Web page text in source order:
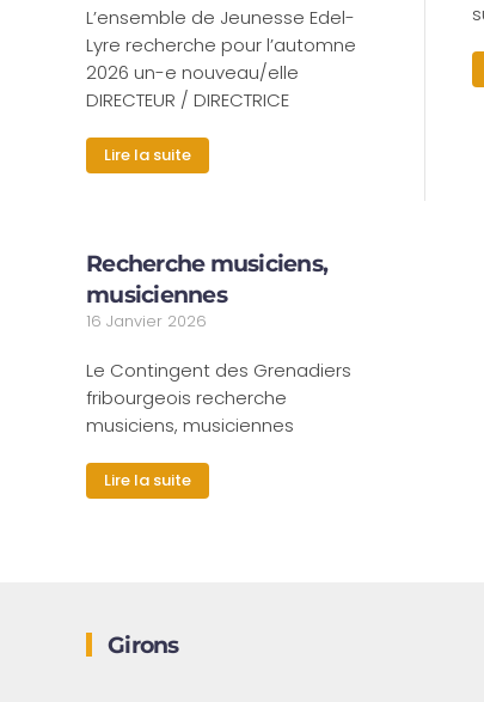
L’ensemble de Jeunesse Edel-
Lyre recherche pour l’automne
2026 un-e nouveau/elle
DIRECTEUR / DIRECTRICE
Lire la suite
Recherche musiciens,
musiciennes
16 Janvier 2026
Le Contingent des Grenadiers
fribourgeois recherche
musiciens, musiciennes
Lire la suite
Girons